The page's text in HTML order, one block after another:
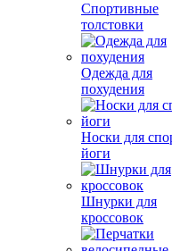
Спортивные
толстовки
Одежда для
похудения
Носки для
йоги
Шнурки для
кроссовок